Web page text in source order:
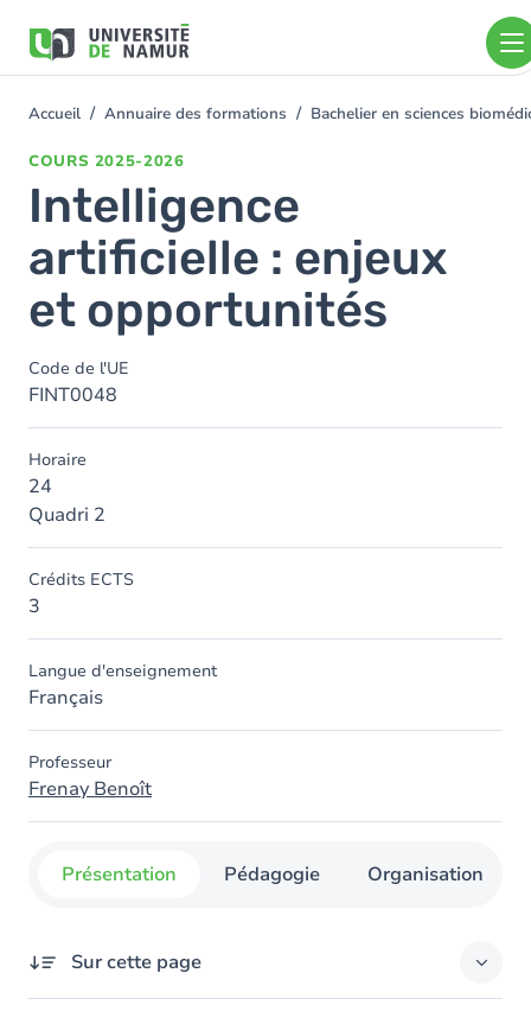
contenu
You
Accueil Annuaire des formations Bachelier en sciences
COURS 2025-2026
Intelligence
artificielle : enjeux
et opportunités
Code de l'UE
FINT0048
Horaire
24
Quadri 2
Crédits ECTS
3
Langue d'enseignement
Français
Professeur
Frenay Benoît
Présentation Pédagogie Organisation
Sur cette page